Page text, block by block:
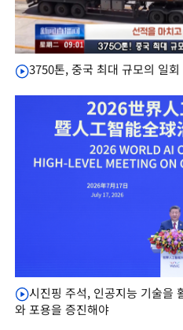
3750톤, 중국 최대 규모의 일
시진핑 주석, 인공지능 기술을
와 포용을 증진해야